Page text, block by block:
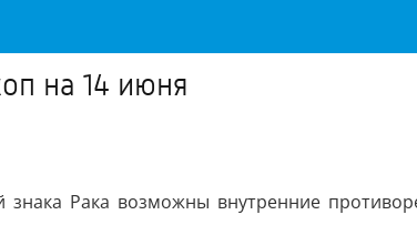
на 14 июня
знака Рака возможны внутренние